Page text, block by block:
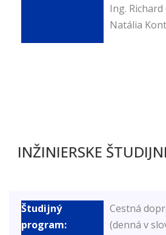
Ing. Richard
Natália
INŽINIERSKE
Cestná
(denná v